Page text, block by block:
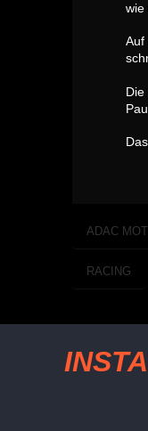
wie
Auf
ADAC
RACING